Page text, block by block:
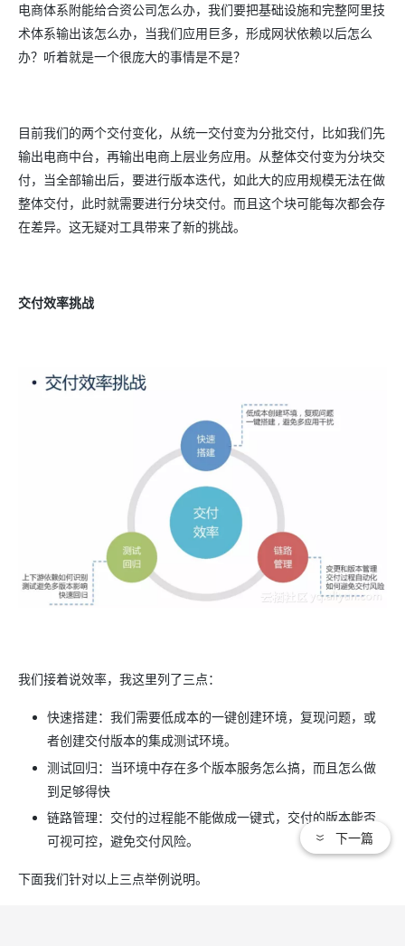
电商体系附能给合资公司怎么办，我们要把基础设施和完整阿里技
术体系输出该怎么办，当我们应用巨多，形成网状依赖以后怎么
办？听着就是一个很庞大的事情是不是？
目前我们的两个交付变化，从统一交付变为分批交付，比如我们先
输出电商中台，再输出电商上层业务应用。从整体交付变为分块交
付，当全部输出后，要进行版本迭代，如此大的应用规模无法在做
整体交付，此时就需要进行分块交付。而且这个块可能每次都会存
在差异。这无疑对工具带来了新的挑战。
交付效率挑战
我们接着说效率，我这里列了三点：
快速搭建：我们需要低成本的一键创建环境，复现问题，或
者创建交付版本的集成测试环境。
测试回归：当环境中存在多个版本服务怎么搞，而且怎么做
到足够得快
链路管理：交付的过程能不能做成一键式，交付的版本能否
可视可控，避免交付风险。
下面我们针对以上三点举例说明。
下一篇